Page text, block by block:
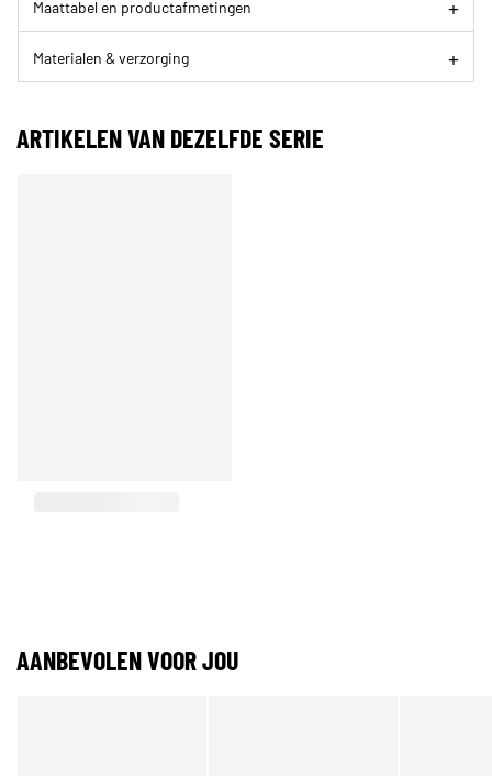
Maattabel en productafmetingen
Materialen & verzorging
ARTIKELEN VAN DEZELFDE SERIE
AANBEVOLEN VOOR JOU